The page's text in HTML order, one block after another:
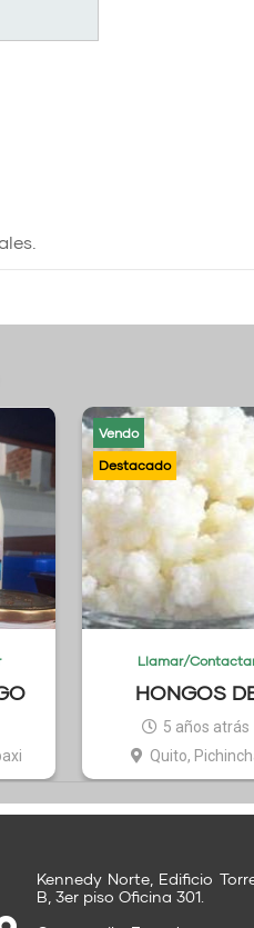
Vendo
Llamar/
HONGOS
YOGURT
5 años atrás
Quito,
Kennedy Norte, Edificio
B, 3er piso Oficina 301.